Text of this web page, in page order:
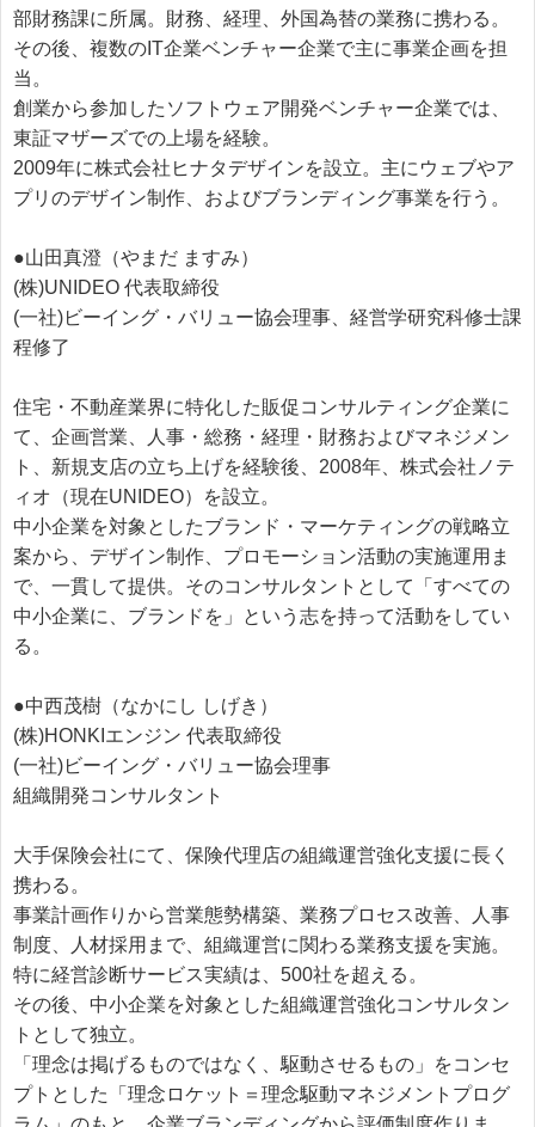
部財務課に所属。財務、経理、外国為替の業務に携わる。
その後、複数のIT企業ベンチャー企業で主に事業企画を担
当。
創業から参加したソフトウェア開発ベンチャー企業では、
東証マザーズでの上場を経験。
2009年に株式会社ヒナタデザインを設立。主にウェブやア
プリのデザイン制作、およびブランディング事業を行う。
●山田真澄（やまだ ますみ）
(株)UNIDEO 代表取締役
(一社)ビーイング・バリュー協会理事、経営学研究科修士課
程修了
住宅・不動産業界に特化した販促コンサルティング企業に
て、企画営業、人事・総務・経理・財務およびマネジメン
ト、新規支店の立ち上げを経験後、2008年、株式会社ノテ
ィオ（現在UNIDEO）を設立。
中小企業を対象としたブランド・マーケティングの戦略立
案から、デザイン制作、プロモーション活動の実施運用ま
で、一貫して提供。そのコンサルタントとして「すべての
中小企業に、ブランドを」という志を持って活動をしてい
る。
●中西茂樹（なかにし しげき）
(株)HONKIエンジン 代表取締役
(一社)ビーイング・バリュー協会理事
組織開発コンサルタント
大手保険会社にて、保険代理店の組織運営強化支援に長く
携わる。
事業計画作りから営業態勢構築、業務プロセス改善、人事
制度、人材採用まで、組織運営に関わる業務支援を実施。
特に経営診断サービス実績は、500社を超える。
その後、中小企業を対象とした組織運営強化コンサルタン
トとして独立。
「理念は掲げるものではなく、駆動させるもの」をコンセ
プトとした「理念ロケット＝理念駆動マネジメントプログ